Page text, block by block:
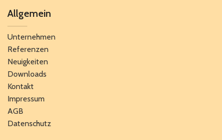
Allgemein
Unternehmen
Referenzen
Neuigkeiten
Downloads
Kontakt
Impressum
AGB
Datenschutz